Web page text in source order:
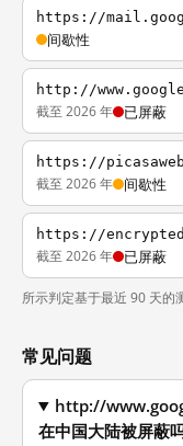
https://
间歇性
http://
截至 2026 年 已屏蔽
https://
截至 2026 年 间歇性
https://
截至 2026 年 已屏蔽
所示判定基于最近 90 天的
常见问题
http://
在中国大陆被屏蔽